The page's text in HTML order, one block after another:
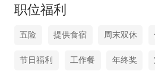
职位福利
五险 提供食宿 周末双休
节日福利 工作餐 年终奖